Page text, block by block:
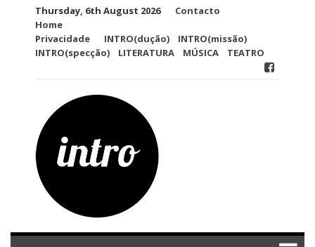
Thursday, 6th August 2026
Contacto
Home
Privacidade
INTRO(dução)
INTRO(missão)
INTRO(specção)
LITERATURA MÚSICA TEATRO